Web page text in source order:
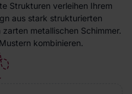
Strukturen verleihen Ihrem
aus stark strukturierten
metallischen Schimmer.
kombinieren.